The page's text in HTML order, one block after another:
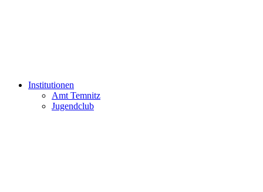
Institutionen
Amt Temnitz
Jugendclub